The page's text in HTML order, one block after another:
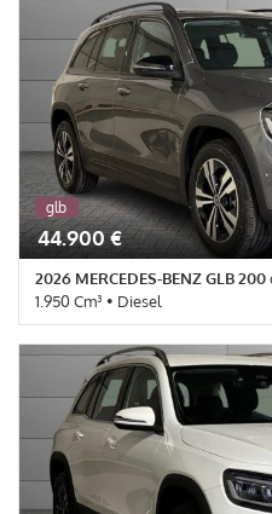
glb
44.900 €
2026 MERCEDES-BENZ GLB 200
1.950 Cm³ • Diesel
10 Km • Cambio Automatico (8)
Porte • ABS • Airbag • Airbag
Autoradio • Bluetooth • Cerchi
Controllo trazione • Cruise
d'emergenza assistita •
pioggia • Sensori di parcheggio
Navigatore satellitare •
per parcheggio assistito